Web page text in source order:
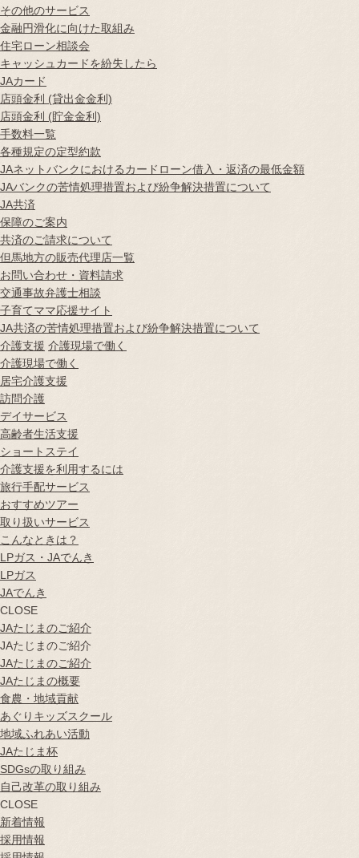
その他のサービス
金融円滑化に向けた取組み
住宅ローン相談会
キャッシュカードを紛失したら
JAカード
店頭金利 (貸出金金利)
店頭金利 (貯金金利)
手数料一覧
各種規定の定型約款
JAネットバンクにおけるカードローン借入・返済の最低金額
JAバンクの苦情処理措置および紛争解決措置について
JA共済
保障のご案内
共済のご請求について
但馬地方の販売代理店一覧
お問い合わせ・資料請求
交通事故弁護士相談
子育てママ応援サイト
JA共済の苦情処理措置および紛争解決措置について
介護支援 介護現場で働く
介護現場で働く
居宅介護支援
訪問介護
デイサービス
高齢者生活支援
ショートステイ
介護支援を利用するには
旅行手配サービス
おすすめツアー
取り扱いサービス
こんなときは？
LPガス・JAでんき
LPガス
JAでんき
CLOSE
JAたじまのご紹介
JAたじまのご紹介
JAたじまのご紹介
JAたじまの概要
食農・地域貢献
あぐりキッズスクール
地域ふれあい活動
JAたじま杯
SDGsの取り組み
自己改革の取り組み
CLOSE
新着情報
採用情報